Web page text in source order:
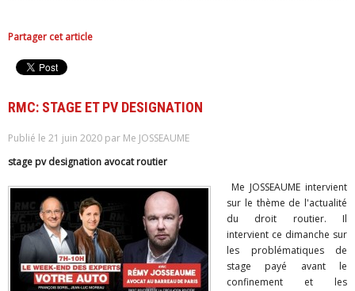
Partager cet article
RMC: STAGE ET PV DESIGNATION
Publié le 21 juin 2020 par Me JOSSEAUME
stage pv designation avocat routier
Me JOSSEAUME intervient
sur le thème de l'actualité
du droit routier. Il
intervient ce dimanche sur
les problématiques de
stage payé avant le
confinement et les